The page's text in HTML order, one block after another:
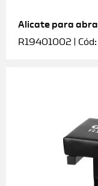
Alicate para
R19401002 |